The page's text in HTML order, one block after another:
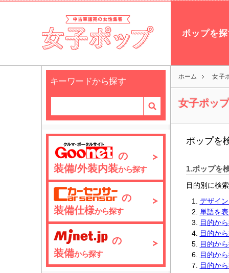
ホーム 女子
女子ポッ
ポップを
1.ポップを
目的別に検
デザイ
単語を
目的か
目的か
目的か
目的か
目的か
キーワードから探す
の
装備/外装内装から探す
の
装備仕様から探す
の
装備から探す
ポップを